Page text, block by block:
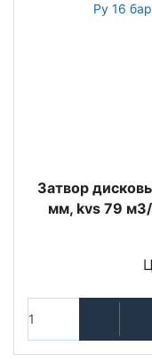
Затвор
мм, kvs 79 м3/